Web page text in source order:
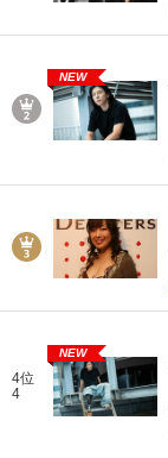
NEW
4位
4
NEW